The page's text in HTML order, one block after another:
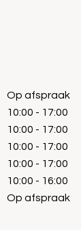
Op afspraak
10:00 - 17:00
10:00 - 17:00
10:00 - 17:00
10:00 - 17:00
10:00 - 16:00
Op afspraak